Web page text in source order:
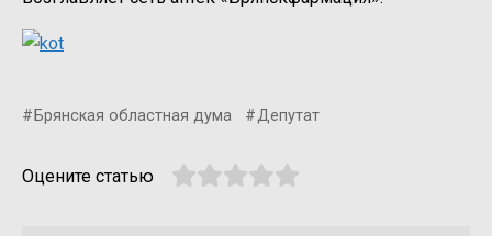
Брянская областная дума Депутат
Оцените статью